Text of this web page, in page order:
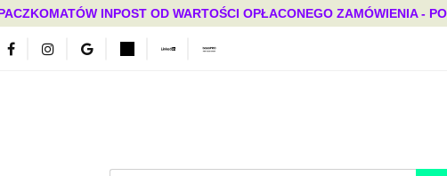
INPOST OD WARTOŚCI OPŁACONEGO ZAMÓWIENIA -
Bestsellery Mega okazje